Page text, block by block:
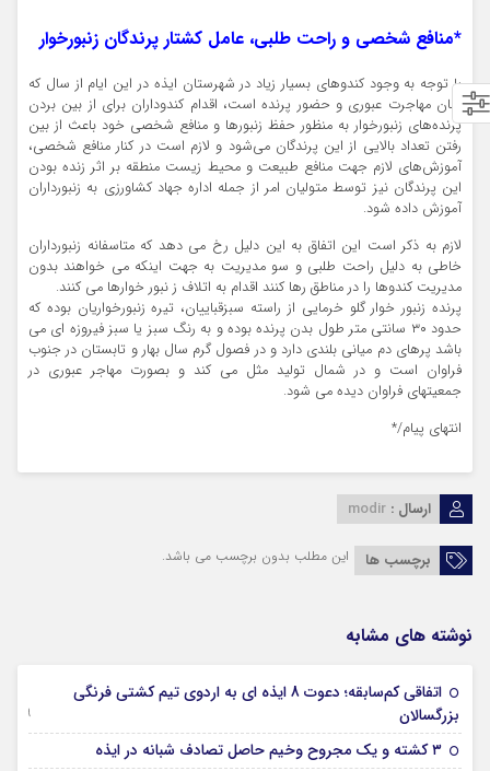
*منافع شخصی و راحت طلبی، عامل کشتار پرندگان زنبورخوار
با توجه به وجود کندوهای بسیار زیاد در شهرستان ایذه در این ایام از سال که
زمان مهاجرت عبوری و حضور پرنده است، اقدام کندوداران برای از بین بردن
پرنده‌های زنبورخوار به منظور حفظ زنبورها و منافع شخصی خود باعث از بین
رفتن تعداد بالایی از این پرندگان می‌شود و لازم است در کنار منافع شخصی،
آموزش‌های لازم جهت منافع طبیعت و محیط زیست منطقه بر اثر زنده بودن
این پرندگان نیز توسط متولیان امر از جمله اداره جهاد کشاورزی به زنبورداران
آموزش داده شود.
لازم به ذکر است این اتفاق به این دلیل رخ می دهد که متاسفانه زنبورداران
خاطی به دلیل راحت طلبی و سو مدیریت به جهت اینکه می خواهند بدون
مدیریت کندوها را در مناطق رها کنند اقدام به اتلاف ز نبور خوارها می کنند.
پرنده زنبور خوار گلو خرمایی از راسته سبزقباییان، تیره زنبورخواریان بوده که
حدود ۳۰ سانتی متر طول بدن پرنده بوده و به رنگ سبز یا سبز فیروزه ای می
باشد پرهای دم میانی بلندی دارد و در فصول گرم سال بهار و تابستان در جنوب
فراوان است و در شمال تولید مثل می کند و بصورت مهاجر عبوری در
جمعیتهای فراوان دیده می شود.
انتهای پیام/*
ارسال : modir
برچسب ها این مطلب بدون برچسب می باشد.
نوشته های مشابه
اتفاقی کم‌سابقه؛ دعوت 8 ایذه ای به اردوی تیم کشتی فرنگی
بزرگسالان
09 جولای 2026
۳ کشته و یک مجروح وخیم حاصل تصادف شبانه در ایذه